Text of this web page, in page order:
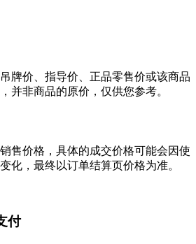
牌价、指导价、正品零售价或该商品
并非商品的原价，仅供您参考。
售价格，具体的成交价格可能会因使
化，最终以订单结算页价格为准。
付